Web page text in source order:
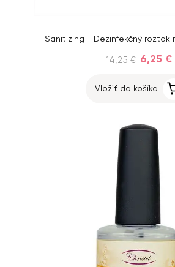
Sanitizing - Dezinfekčný roztok
14,25 € 6,25 €
Vložiť do košíka